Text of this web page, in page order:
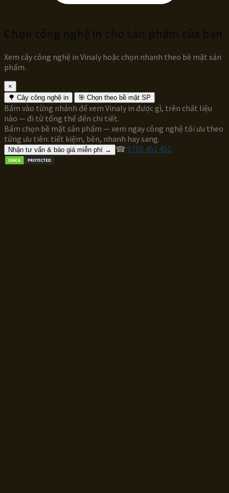
Xem cây công nghệ in Vinaly hoặc chọn nhanh theo bề mặt sản
phẩm.
×
🌳 Cây công nghệ in
🎯 Chọn theo bề mặt SP
Bấm vào từng nhánh để xem Vinaly in được gì, trên chất liệu
nào — đi từ tổng thể đến chi tiết.
Bấm chọn bề mặt sản phẩm — xem ngay công nghệ tối ưu theo
từng ưu tiên: tiết kiệm, bền, nhanh hay sang.
Nhận tư vấn & báo giá miễn phí → ☎ 0705 451 451